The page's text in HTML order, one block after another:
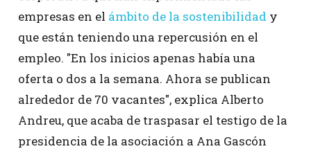
empresas en el ámbito de la sostenibilidad y
que están teniendo una repercusión en el
empleo. "En los inicios apenas había una
oferta o dos a la semana. Ahora se publican
alrededor de 70 vacantes", explica Alberto
Andreu, que acaba de traspasar el testigo de la
presidencia de la asociación a Ana Gascón